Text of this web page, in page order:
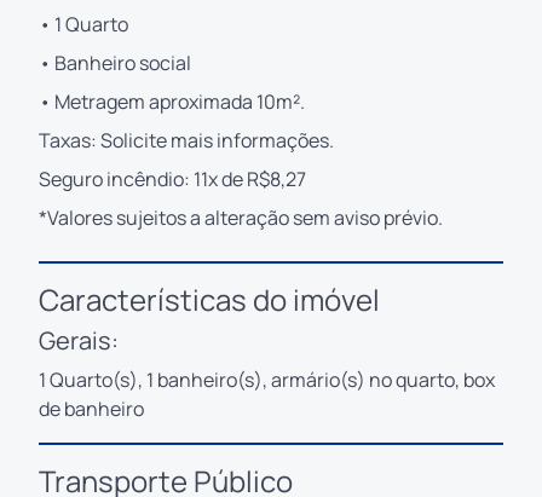
• 1 Quarto
• Banheiro social
• Metragem aproximada 10m².
Taxas: Solicite mais informações.
Seguro incêndio: 11x de R$8,27
*Valores sujeitos a alteração sem aviso prévio.
Características do imóvel
Gerais:
1 Quarto(s), 1 banheiro(s), armário(s) no quarto, box
de banheiro
Transporte Público